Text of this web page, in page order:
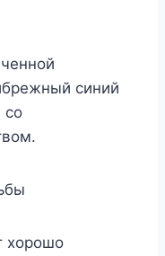
синий
со
хорошо